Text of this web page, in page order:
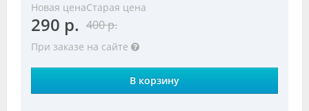
Новая цена
290 р.
Старая цена
400 р.
При заказе на сайте
В корзину